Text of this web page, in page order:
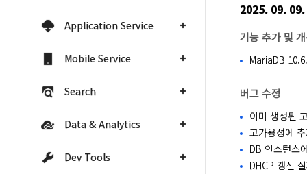
Application Service
Mobile Service
Search
Data & Analytics
Dev Tools
2025. 09. 09.
기능 추가 및
MariaDB
버그 수정
이미 생성된
고가용성에
DB 인스턴스
DHCP 갱신